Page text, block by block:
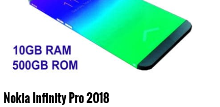
Nokia Infinity Pro 2018